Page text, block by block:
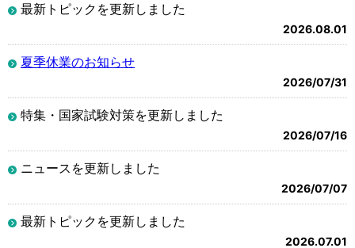
最新トピックを更新しました
2026.08.01
夏季休業のお知らせ
2026/07/31
特集・国家試験対策を更新しました
2026/07/16
ニュースを更新しました
2026/07/07
最新トピックを更新しました
2026.07.01